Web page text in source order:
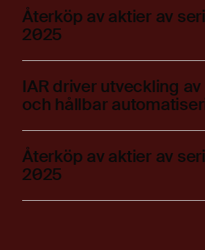
Återköp av aktier av
2025
IAR driver utveckling
och hållbar
Återköp av aktier av
2025